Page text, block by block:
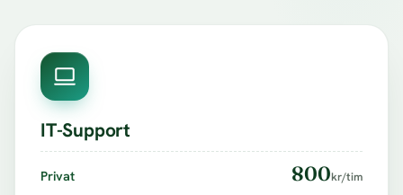
IT-Support
Privat 800kr/tim